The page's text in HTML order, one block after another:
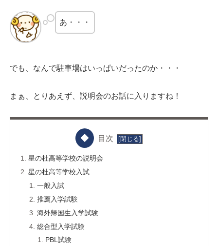
あ・・・
でも、なんで駐車場はいっぱいだったのか・・・
まぁ、とりあえず、説明会のお話に入りますね！
目次
星の杜高等学校の説明会
星の杜高等学校入試
一般入試
推薦入学試験
海外帰国生入学試験
総合型入学試験
PBL試験